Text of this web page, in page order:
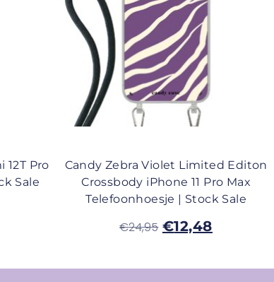
Pro
Sale
Candy Zebra Violet Limited Editon
Crossbody iPhone 11 Pro Max
Telefoonhoesje | Stock Sale
€24,95 €12,48